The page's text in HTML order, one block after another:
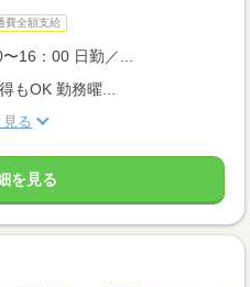
費全額支給
16：00 日勤／...
OK 勤務曜...
見る
を見る